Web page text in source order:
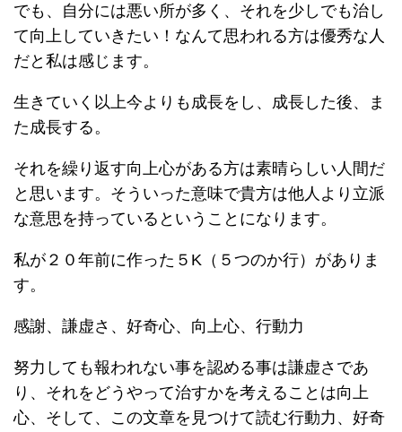
でも、自分には悪い所が多く、それを少しでも治し
て向上していきたい！なんて思われる方は優秀な人
だと私は感じます。
生きていく以上今よりも成長をし、成長した後、ま
た成長する。
それを繰り返す向上心がある方は素晴らしい人間だ
と思います。そういった意味で貴方は他人より立派
な意思を持っているということになります。
私が２０年前に作った５K（５つのか行）がありま
す。
感謝、謙虚さ、好奇心、向上心、行動力
努力しても報われない事を認める事は謙虚さであ
り、それをどうやって治すかを考えることは向上
心、そして、この文章を見つけて読む行動力、好奇